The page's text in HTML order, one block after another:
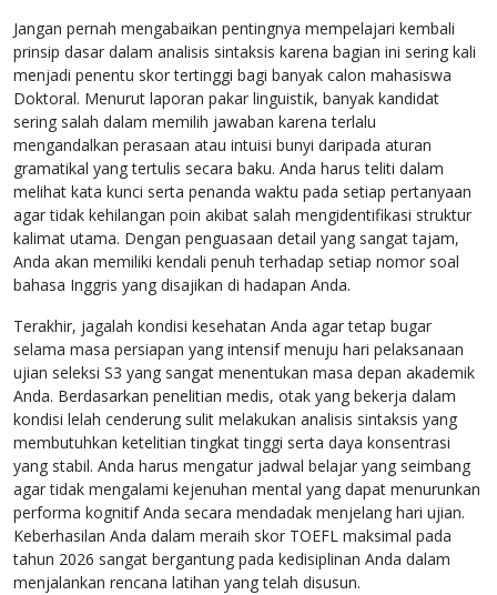
Jangan pernah mengabaikan pentingnya mempelajari kembali
prinsip dasar dalam analisis sintaksis karena bagian ini sering kali
menjadi penentu skor tertinggi bagi banyak calon mahasiswa
Doktoral. Menurut laporan pakar linguistik, banyak kandidat
sering salah dalam memilih jawaban karena terlalu
mengandalkan perasaan atau intuisi bunyi daripada aturan
gramatikal yang tertulis secara baku. Anda harus teliti dalam
melihat kata kunci serta penanda waktu pada setiap pertanyaan
agar tidak kehilangan poin akibat salah mengidentifikasi struktur
kalimat utama. Dengan penguasaan detail yang sangat tajam,
Anda akan memiliki kendali penuh terhadap setiap nomor soal
bahasa Inggris yang disajikan di hadapan Anda.
Terakhir, jagalah kondisi kesehatan Anda agar tetap bugar
selama masa persiapan yang intensif menuju hari pelaksanaan
ujian seleksi S3 yang sangat menentukan masa depan akademik
Anda. Berdasarkan penelitian medis, otak yang bekerja dalam
kondisi lelah cenderung sulit melakukan analisis sintaksis yang
membutuhkan ketelitian tingkat tinggi serta daya konsentrasi
yang stabil. Anda harus mengatur jadwal belajar yang seimbang
agar tidak mengalami kejenuhan mental yang dapat menurunkan
performa kognitif Anda secara mendadak menjelang hari ujian.
Keberhasilan Anda dalam meraih skor TOEFL maksimal pada
tahun 2026 sangat bergantung pada kedisiplinan Anda dalam
menjalankan rencana latihan yang telah disusun.